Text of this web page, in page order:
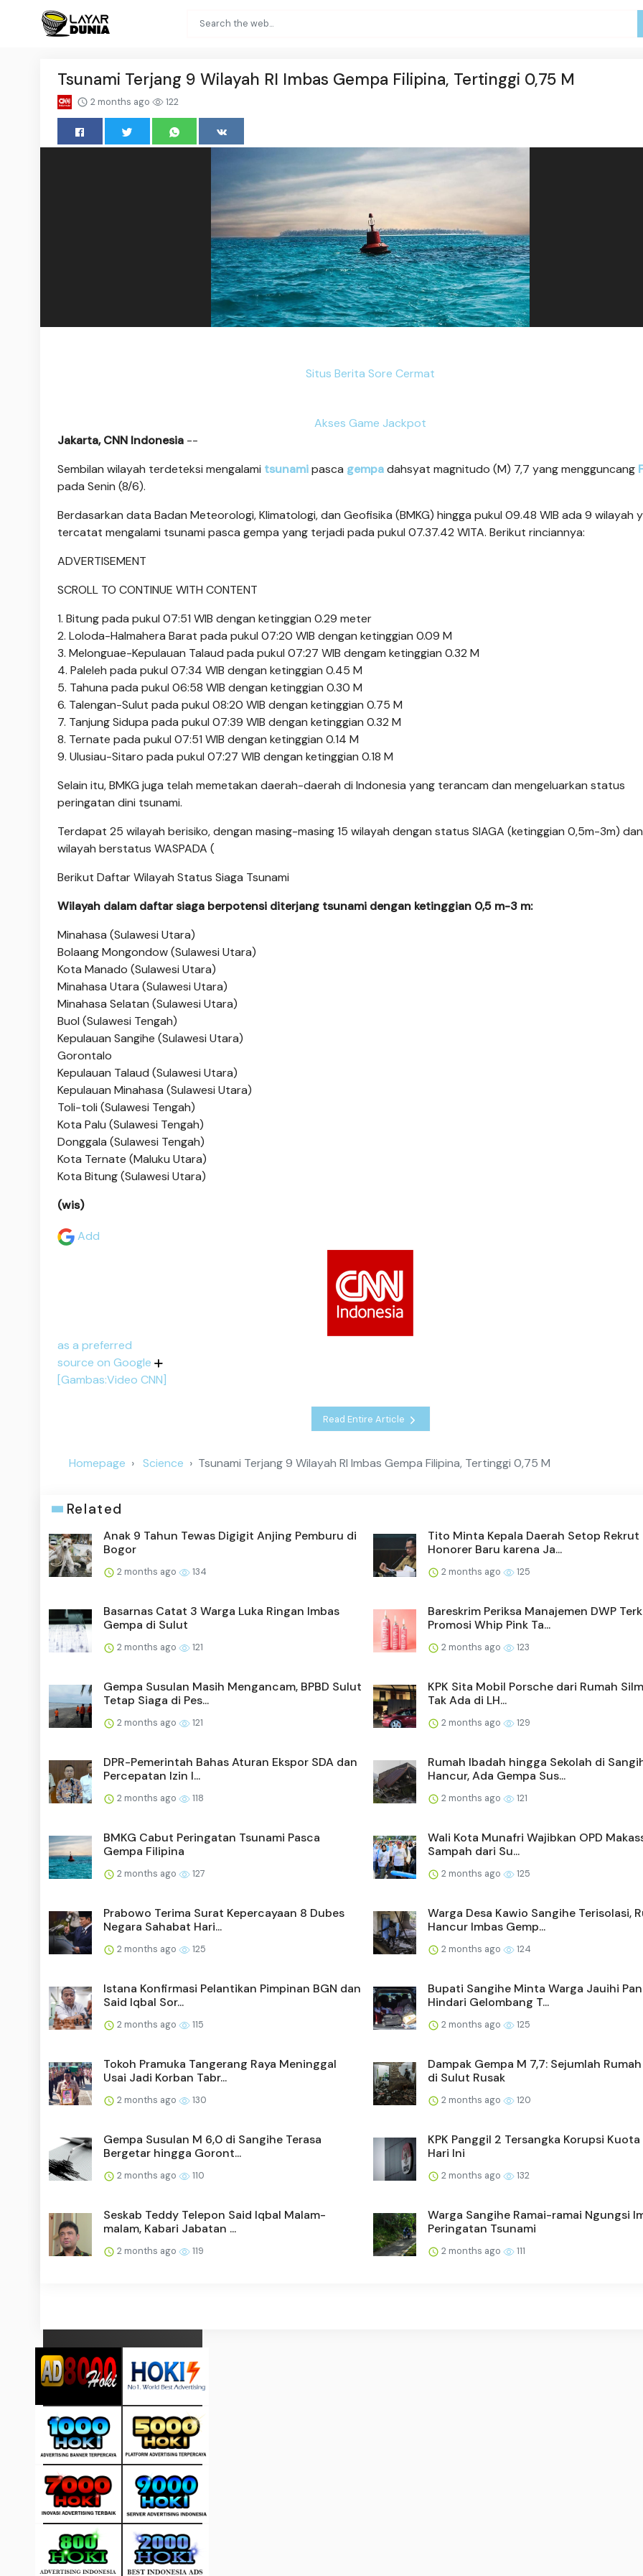
Tsunami Terjang 9 Wilayah RI Imbas Gempa Filipina, Tertinggi 0,75 M
2 months ago 122
Situs Berita Sore Cermat
Akses Game Jackpot
Jakarta, CNN Indonesia --
Sembilan wilayah terdeteksi mengalami tsunamipasca gempadahsyat magnitudo (M) 7,7 yang mengguncang
pada Senin (8/6).
Berdasarkan data Badan Meteorologi, Klimatologi, dan Geofisika (BMKG) hingga pukul 09.48 WIB ada 9 wilayah
tercatat mengalami tsunami pasca gempa yang terjadi pada pukul 07.37.42 WITA. Berikut rinciannya:
ADVERTISEMENT
SCROLL TO CONTINUE WITH CONTENT
1. Bitung pada pukul 07:51 WIB dengan ketinggian 0.29 meter
2. Loloda-Halmahera Barat pada pukul 07:20 WIB dengan ketinggian 0.09 M
3. Melonguae-Kepulauan Talaud pada pukul 07:27 WIB dengam ketinggian 0.32 M
4. Paleleh pada pukul 07:34 WIB dengan ketinggian 0.45 M
5. Tahuna pada pukul 06:58 WIB dengan ketinggian 0.30 M
6. Talengan-Sulut pada pukul 08:20 WIB dengan ketinggian 0.75 M
7. Tanjung Sidupa pada pukul 07:39 WIB dengan ketinggian 0.32 M
8. Ternate pada pukul 07:51 WIB dengan ketinggian 0.14 M
9. Ulusiau-Sitaro pada pukul 07:27 WIB dengan ketinggian 0.18 M
Selain itu, BMKG juga telah memetakan daerah-daerah di Indonesia yang terancam dan mengeluarkan status
peringatan dini tsunami.
Terdapat 25 wilayah berisiko, dengan masing-masing 15 wilayah dengan status SIAGA (ketinggian 0,5m-3m)
wilayah berstatus WASPADA (
Berikut Daftar Wilayah Status Siaga Tsunami
Wilayah dalam daftar siaga berpotensi diterjang tsunami dengan ketinggian 0,5 m-3 m:
Minahasa (Sulawesi Utara)
Bolaang Mongondow (Sulawesi Utara)
Kota Manado (Sulawesi Utara)
Minahasa Utara (Sulawesi Utara)
Minahasa Selatan (Sulawesi Utara)
Buol (Sulawesi Tengah)
Kepulauan Sangihe (Sulawesi Utara)
Gorontalo
Kepulauan Talaud (Sulawesi Utara)
Kepulauan Minahasa (Sulawesi Utara)
Toli-toli (Sulawesi Tengah)
Kota Palu (Sulawesi Tengah)
Donggala (Sulawesi Tengah)
Kota Ternate (Maluku Utara)
Kota Bitung (Sulawesi Utara)
(wis)
Add
as a preferred
source on Google
[Gambas:Video CNN]
Read Entire Article
Homepage Science Tsunami Terjang 9 Wilayah RI Imbas Gempa Filipina, Tertinggi 0,75 M
Related
Anak 9 Tahun Tewas Digigit Anjing Pemburu di
Bogor
2 months ago 134
Tito Minta Kepala Daerah Setop Rekrut
Honorer Baru karena Ja...
2 months ago 125
Basarnas Catat 3 Warga Luka Ringan Imbas
Gempa di Sulut
2 months ago 121
Bareskrim Periksa Manajemen DWP
Promosi Whip Pink Ta...
2 months ago 123
Gempa Susulan Masih Mengancam, BPBD Sulut
Tetap Siaga di Pes...
2 months ago 121
KPK Sita Mobil Porsche dari Rumah
Tak Ada di LH...
2 months ago 129
DPR-Pemerintah Bahas Aturan Ekspor SDA dan
Percepatan Izin I...
2 months ago 118
Rumah Ibadah hingga Sekolah di
Hancur, Ada Gempa Sus...
2 months ago 121
BMKG Cabut Peringatan Tsunami Pasca
Gempa Filipina
2 months ago 127
Wali Kota Munafri Wajibkan OPD
Sampah dari Su...
2 months ago 125
Prabowo Terima Surat Kepercayaan 8 Dubes
Negara Sahabat Hari...
2 months ago 125
Warga Desa Kawio Sangihe Terisolasi,
Hancur Imbas Gemp...
2 months ago 124
Istana Konfirmasi Pelantikan Pimpinan BGN dan
Said Iqbal Sor...
2 months ago 115
Bupati Sangihe Minta Warga Jauihi
Hindari Gelombang T...
2 months ago 125
Tokoh Pramuka Tangerang Raya Meninggal
Usai Jadi Korban Tabr...
2 months ago 130
Dampak Gempa M 7,7: Sejumlah
di Sulut Rusak
2 months ago 120
Gempa Susulan M 6,0 di Sangihe Terasa
Bergetar hingga Goront...
2 months ago 110
KPK Panggil 2 Tersangka Korupsi Kuota
Hari Ini
2 months ago 132
Seskab Teddy Telepon Said Iqbal Malam-
malam, Kabari Jabatan ...
2 months ago 119
Warga Sangihe Ramai-ramai Ngungsi
Peringatan Tsunami
2 months ago 111